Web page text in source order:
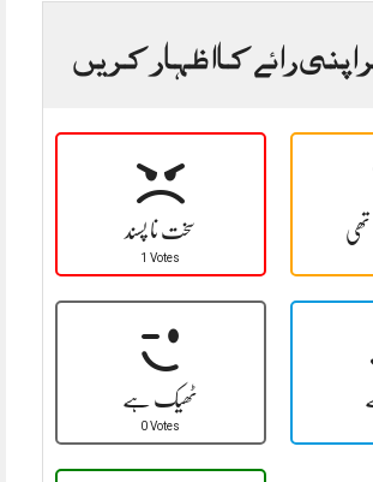
رائے کا اظہار کریں
سخت نا پسند
1 Votes
تھی
ٹھیک ہے
0 Votes